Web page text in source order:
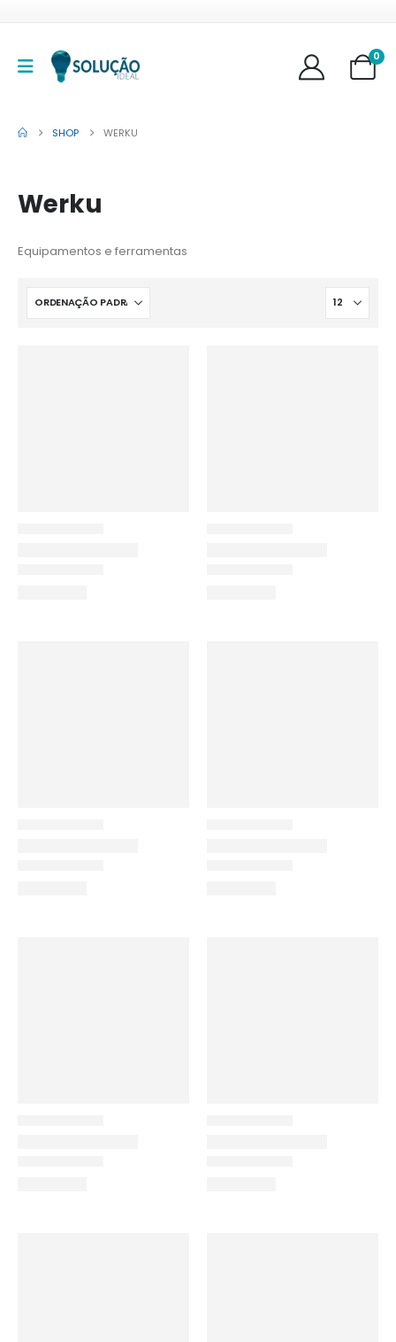
0
SHOP WERKU
Werku
Equipamentos e ferramentas